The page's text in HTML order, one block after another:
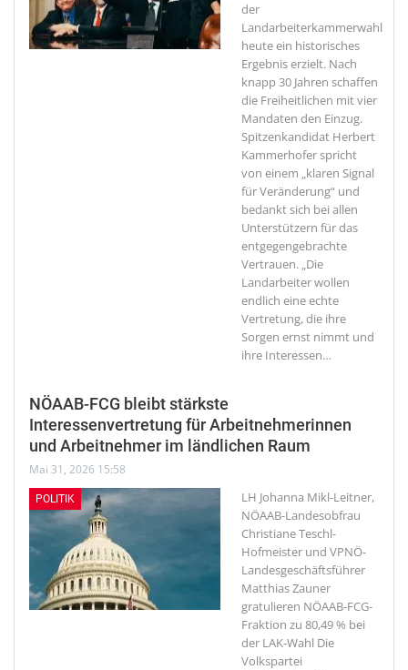
der
Landarbeiterkammerwahl
heute ein historisches
Ergebnis erzielt. Nach
knapp 30 Jahren schaffen
die Freiheitlichen mit vier
Mandaten den Einzug.
Spitzenkandidat Herbert
Kammerhofer spricht
von einem „klaren Signal
für Veränderung“ und
bedankt sich bei allen
Unterstützern für das
entgegengebrachte
Vertrauen. „Die
Landarbeiter wollen
endlich eine echte
Vertretung, die ihre
Sorgen ernst nimmt und
ihre Interessen…
NÖAAB-FCG bleibt stärkste
Interessenvertretung für Arbeitnehmerinnen
und Arbeitnehmer im ländlichen Raum
Mai 31, 2026 15:58
POLITIK
LH Johanna Mikl-Leitner,
NÖAAB-Landesobfrau
Christiane Teschl-
Hofmeister und VPNÖ-
Landesgeschäftsführer
Matthias Zauner
gratulieren NÖAAB-FCG-
Fraktion zu 80,49 % bei
der LAK-Wahl Die
Volkspartei